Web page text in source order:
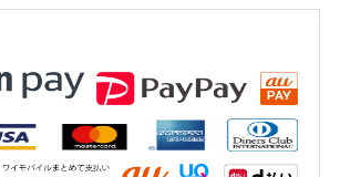
ターコイズブルー